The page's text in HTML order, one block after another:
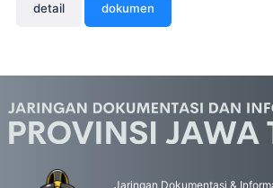
detail dokumen
Jaringan Dokumentasi &